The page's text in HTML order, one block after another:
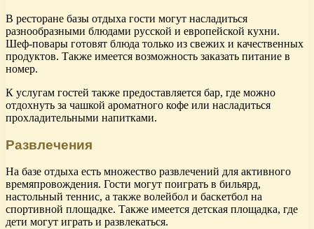
В ресторане базы отдыха гости могут насладиться
разнообразными блюдами русской и европейской кухни.
Шеф-повары готовят блюда только из свежих и качественных
продуктов. Также имеется возможность заказать питание в
номер.
К услугам гостей также предоставляется бар, где можно
отдохнуть за чашкой ароматного кофе или насладиться
прохладительными напитками.
Развлечения
На базе отдыха есть множество развлечений для активного
времяпровождения. Гости могут поиграть в бильярд,
настольный теннис, а также волейбол и баскетбол на
спортивной площадке. Также имеется детская площадка, где
дети могут играть и развлекаться.